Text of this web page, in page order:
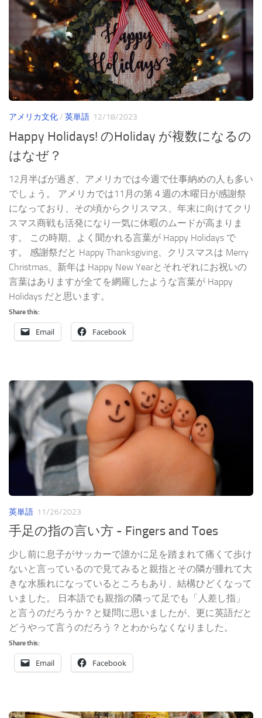
アメリカ文化/ 英単語 12/18/2023
Happy Holidays! のHoliday が複数になるの
はなぜ？
12月半ばが過ぎ、アメリカでは今週で仕事納めの人も多い
でしょう。 アメリカでは11月の第４週の木曜日が感謝祭
になっており、その頃からクリスマス、年末に向けてクリ
スマス商戦も活発になり一気に休暇のムードが高まりま
す。 この時期、よく聞かれる言葉が Happy Holidays で
す。 感謝祭だと Happy Thanksgiving、クリスマスは Merry
Christmas、新年は Happy New Yearとそれぞれにお祝いの
言葉はありますが全てを網羅したような言葉が Happy
Holidays だと思います。
Share this:
Email Facebook
英単語 11/26/2023
手足の指の言い方 - Fingers and Toes
少し前に息子がサッカーで誰かに足を踏まれて痛くて歩け
ないと言っているので見てみると親指とその隣が腫れて大
きな水脹れになっているところもあり、結構ひどくなって
いました。 日本語でも親指の隣って足でも「人差し指」
と言うのだろうか？と疑問に思いましたが、更に英語だと
どうやって言うのだろう？とわからなくなりました。
Share this:
Email Facebook